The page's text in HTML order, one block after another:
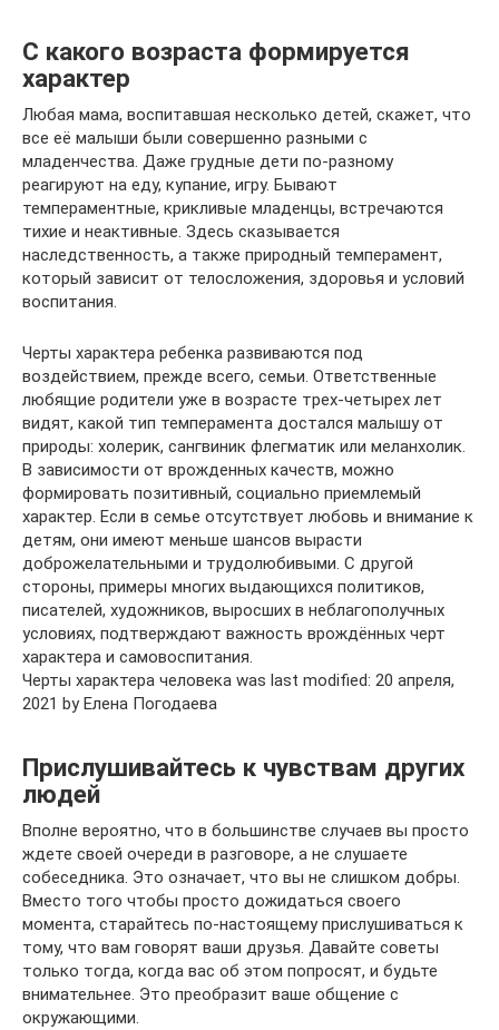
С какого возраста формируется
характер
Любая мама, воспитавшая несколько детей, скажет, что
все её малыши были совершенно разными с
младенчества. Даже грудные дети по-разному
реагируют на еду, купание, игру. Бывают
темпераментные, крикливые младенцы, встречаются
тихие и неактивные. Здесь сказывается
наследственность, а также природный темперамент,
который зависит от телосложения, здоровья и условий
воспитания.
Черты характера ребенка развиваются под
воздействием, прежде всего, семьи. Ответственные
любящие родители уже в возрасте трех-четырех лет
видят, какой тип темперамента достался малышу от
природы: холерик, сангвиник флегматик или меланхолик.
В зависимости от врожденных качеств, можно
формировать позитивный, социально приемлемый
характер. Если в семье отсутствует любовь и внимание к
детям, они имеют меньше шансов вырасти
доброжелательными и трудолюбивыми. С другой
стороны, примеры многих выдающихся политиков,
писателей, художников, выросших в неблагополучных
условиях, подтверждают важность врождённых черт
характера и самовоспитания.
Черты характера человека was last modified: 20 апреля,
2021 by Елена Погодаева
Прислушивайтесь к чувствам других
людей
Вполне вероятно, что в большинстве случаев вы просто
ждете своей очереди в разговоре, а не слушаете
собеседника. Это означает, что вы не слишком добры.
Вместо того чтобы просто дожидаться своего
момента, старайтесь по-настоящему прислушиваться к
тому, что вам говорят ваши друзья. Давайте советы
только тогда, когда вас об этом попросят, и будьте
внимательнее. Это преобразит ваше общение с
окружающими.